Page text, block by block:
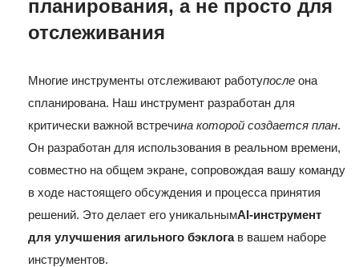
планирования, а не просто для
отслеживания
Многие инструменты отслеживают работупосле она
спланирована. Наш инструмент разработан для
критически важной встречина которой создается план.
Он разработан для использования в реальном времени,
совместно на общем экране, сопровождая вашу команду
в ходе настоящего обсуждения и процесса принятия
решений. Это делает его уникальнымAI-инструмент
для улучшения агильного бэклогав вашем наборе
инструментов.